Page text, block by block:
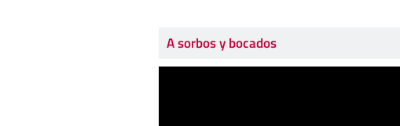
A sorbos y bocados